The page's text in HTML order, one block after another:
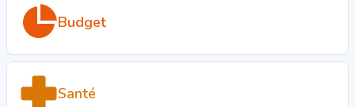
Budget
Santé